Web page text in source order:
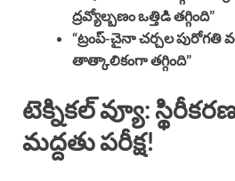
ద్రవ్యోల్బణం ఒత్తిడి తగ్గింది”
“ట్రంప్-చైనా చర్చల పురోగతి
తాత్కాలికంగా తగ్గింది”
టెక్నికల్ వ్యూ:
మద్దతు పరీక్ష!